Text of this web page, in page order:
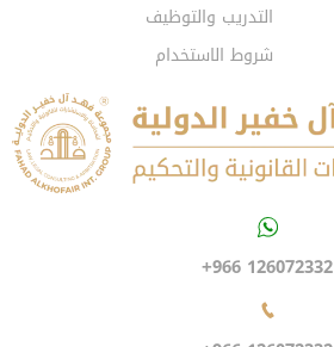
التدريب والتوظيف
شروط الاستخدام
+966 126072332